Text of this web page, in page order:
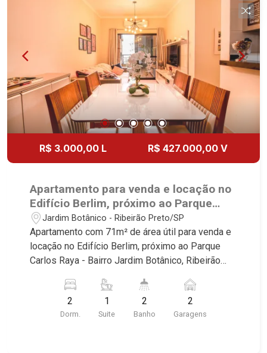
R$ 3.000,00 L R$ 427.000,00 V
Apartamento para venda e locação no
Edifício Berlim, próximo ao Parque
Carlos Raya - Ribeirão Preto/SP.
Jardim Botânico - Ribeirão Preto/SP
Apartamento com 71m² de área útil para venda e
locação no Edifício Berlim, próximo ao Parque
Carlos Raya - Bairro Jardim Botânico, Ribeirão
imóvel que a Martinelli Imobiliária selecionou
para você: - 71m² de área útil - 2 dormitórios com
armários e ar-condicionado sendo 1 suíte -
2
Dorm.
1
Suite
2
Banho
2
Garagens